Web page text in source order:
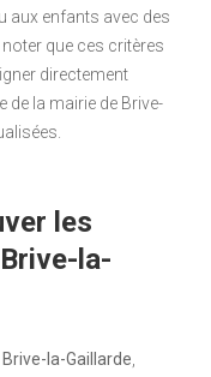
aux enfants avec des
noter que ces critères
directement
de la mairie de Brive-
les
la-
Brive-la-Gaillarde